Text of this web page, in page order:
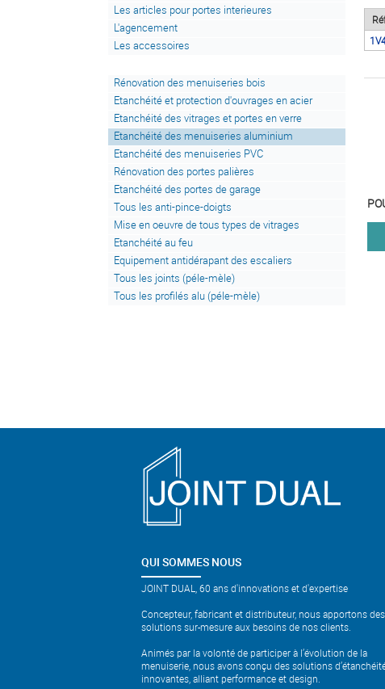
Les articles pour portes interieures
L'agencement
Les accessoires
Rénovation des menuiseries bois
Etanchéité et protection d'ouvrages en acier
Etanchéité des vitrages et portes en verre
Etanchéité des menuiseries aluminium
Etanchéité des menuiseries PVC
Rénovation des portes palières
Etanchéité des portes de garage
Tous les anti-pince-doigts
Mise en oeuvre de tous types de vitrages
Etanchéité au feu
Equipement antidérapant des escaliers
Tous les joints (péle-mèle)
Tous les profilés alu (péle-mèle)
QUI SOMMES NOUS
JOINT DUAL, 60 ans d'innovations et d'expertise
Concepteur, fabricant et distributeur, nous apportons des
solutions sur-mesure aux besoins de nos clients.
Animés par la volonté de participer à l’évolution de la
menuiserie, nous avons conçu des solutions
innovantes, alliant performance et design.